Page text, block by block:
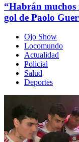
“Habrán muchos
gol de Paolo
Ojo Show
Locomundo
Actualidad
Policial
Salud
Deportes